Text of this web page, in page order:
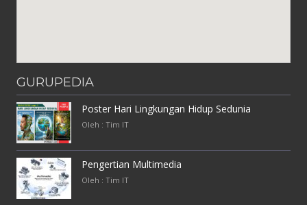
GURUPEDIA
Poster Hari Lingkungan Hidup Sedunia
Oleh : Tim IT
Pengertian Multimedia
Oleh : Tim IT